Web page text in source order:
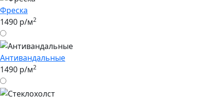
Фреска
1490 р/м2
Антивандальные
1490 р/м2